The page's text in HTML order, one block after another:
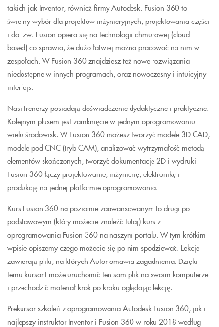
takich jak Inventor, również firmy Autodesk. Fusion 360 to
świetny wybór dla projektów inżynieryjnych, projektowania części
i do tzw. Fusion opiera się na technologii chmurowej (cloud-
based) co sprawia, że dużo łatwiej można pracować na nim w
zespołach. W Fusion 360 znajdziesz też nowe rozwiązania
niedostępne w innych programach, oraz nowoczesny i intuicyjny
interfejs.
Nasi trenerzy posiadają doświadczenie dydaktyczne i praktyczne.
Kolejnym plusem jest zamknięcie w jednym oprogramowaniu
wielu środowisk. W Fusion 360 możesz tworzyć modele 3D CAD,
modele pod CNC (tryb CAM), analizować wytrzymałość metodą
elementów skończonych, tworzyć dokumentację 2D i wydruki.
Fusion 360 łączy projektowanie, inżynierię, elektronikę i
produkcję na jednej platformie oprogramowania.
Kurs Fusion 360 na poziomie zaawansowanym to drugi po
podstawowym (który możecie znaleźć tutaj) kurs z
oprogramowania Fusion 360 na naszym portalu. W tym krótkim
wpisie opiszemy czego możecie się po nim spodziewać. Lekcje
zawierają pliki, na których Autor omawia zagadnienia. Dzięki
temu kursant może uruchomić ten sam plik na swoim komputerze
i przechodzić materiał krok po kroku oglądając lekcję.
Prekursor szkoleń z oprogramowania Autodesk Fusion 360, jak i
najlepszy instruktor Inventor i Fusion 360 w roku 2018 według